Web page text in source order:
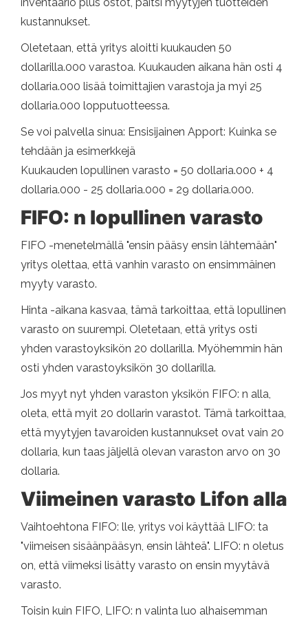
kustannukset.
Oletetaan, että yritys aloitti kuukauden 50
dollarilla.000 varastoa. Kuukauden aikana hän osti 4
dollaria.000 lisää toimittajien varastoja ja myi 25
dollaria.000 lopputuotteessa.
Se voi palvella sinua: Ensisijainen Apport: Kuinka se
tehdään ja esimerkkejä
Kuukauden lopullinen varasto = 50 dollaria.000 + 4
dollaria.000 - 25 dollaria.000 = 29 dollaria.000.
FIFO: n lopullinen varasto
FIFO -menetelmällä "ensin pääsy ensin lähtemään"
yritys olettaa, että vanhin varasto on ensimmäinen
myyty varasto.
Hinta -aikana kasvaa, tämä tarkoittaa, että lopullinen
varasto on suurempi. Oletetaan, että yritys osti
yhden varastoyksikön 20 dollarilla. Myöhemmin hän
osti yhden varastoyksikön 30 dollarilla.
Jos myyt nyt yhden varaston yksikön FIFO: n alla,
oleta, että myit 20 dollarin varastot. Tämä tarkoittaa,
että myytyjen tavaroiden kustannukset ovat vain 20
dollaria, kun taas jäljellä olevan varaston arvo on 30
dollaria.
Viimeinen varasto Lifon alla
Vaihtoehtona FIFO: lle, yritys voi käyttää LIFO: ta
"viimeisen sisäänpääsyn, ensin lähteä". LIFO: n oletus
on, että viimeksi lisätty varasto on ensin myytävä
varasto.
Toisin kuin FIFO, LIFO: n valinta luo alhaisemman